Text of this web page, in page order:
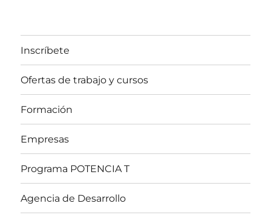
Inscríbete
Ofertas de trabajo y cursos
Formación
Empresas
Programa POTENCIA T
Agencia de Desarrollo